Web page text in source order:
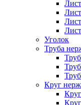
Уголок
Труба
Круг